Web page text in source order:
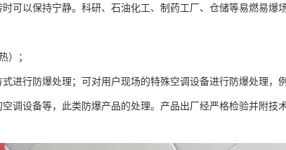
可以保持宁静。科研、石油化工、制药工厂、仓储等易燃易爆
）；
进行防爆处理；可对用户现场的特殊空调设备进行防爆处理，
调设备等，此类防爆产品的处理。产品出厂经严格检验并附技